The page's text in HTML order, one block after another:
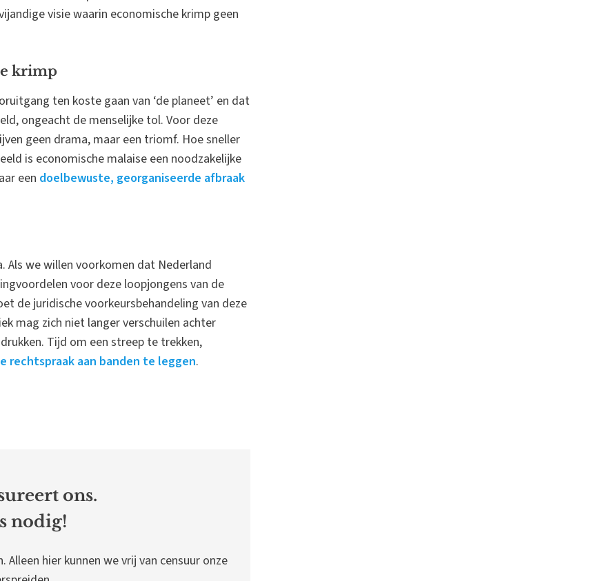
visie waarin economische krimp geen
krimp
ten koste gaan van ‘de planeet’ en dat
ongeacht de menselijke tol. Voor deze
geen drama, maar een triomf. Hoe sneller
is economische malaise een noodzakelijke
een doelbewuste, georganiseerde afbraak
Als we willen voorkomen dat Nederland
voor deze loopjongens van de
de juridische voorkeursbehandeling van deze
mag zich niet langer verschuilen achter
Tijd om een streep te trekken,
rechtspraak aan banden te leggen.
ons.
nodig!
hier kunnen we vrij van censuur onze